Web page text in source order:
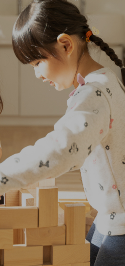
作り～にじ組～2026.08.0